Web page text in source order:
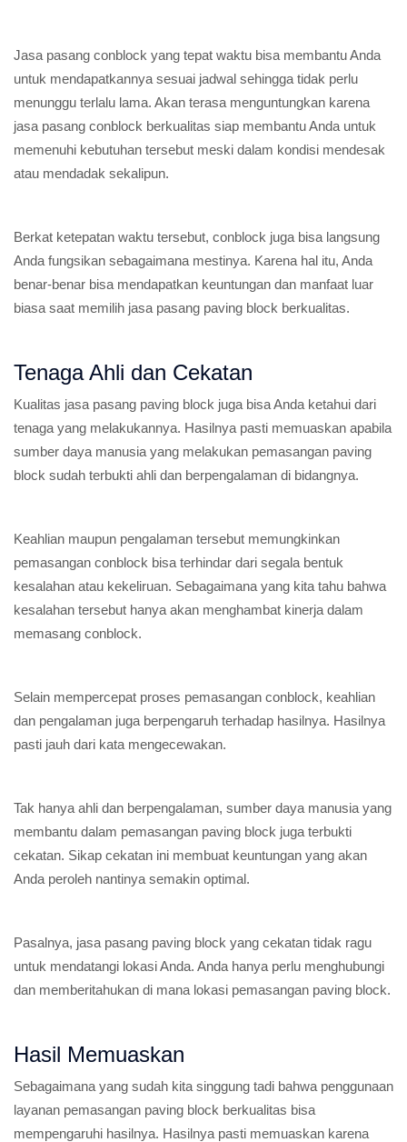
Jasa pasang conblock yang tepat waktu bisa membantu Anda
untuk mendapatkannya sesuai jadwal sehingga tidak perlu
menunggu terlalu lama. Akan terasa menguntungkan karena
jasa pasang conblock berkualitas siap membantu Anda untuk
memenuhi kebutuhan tersebut meski dalam kondisi mendesak
atau mendadak sekalipun.
Berkat ketepatan waktu tersebut, conblock juga bisa langsung
Anda fungsikan sebagaimana mestinya. Karena hal itu, Anda
benar-benar bisa mendapatkan keuntungan dan manfaat luar
biasa saat memilih jasa pasang paving block berkualitas.
Tenaga Ahli dan Cekatan
Kualitas jasa pasang paving block juga bisa Anda ketahui dari
tenaga yang melakukannya. Hasilnya pasti memuaskan apabila
sumber daya manusia yang melakukan pemasangan paving
block sudah terbukti ahli dan berpengalaman di bidangnya.
Keahlian maupun pengalaman tersebut memungkinkan
pemasangan conblock bisa terhindar dari segala bentuk
kesalahan atau kekeliruan. Sebagaimana yang kita tahu bahwa
kesalahan tersebut hanya akan menghambat kinerja dalam
memasang conblock.
Selain mempercepat proses pemasangan conblock, keahlian
dan pengalaman juga berpengaruh terhadap hasilnya. Hasilnya
pasti jauh dari kata mengecewakan.
Tak hanya ahli dan berpengalaman, sumber daya manusia yang
membantu dalam pemasangan paving block juga terbukti
cekatan. Sikap cekatan ini membuat keuntungan yang akan
Anda peroleh nantinya semakin optimal.
Pasalnya, jasa pasang paving block yang cekatan tidak ragu
untuk mendatangi lokasi Anda. Anda hanya perlu menghubungi
dan memberitahukan di mana lokasi pemasangan paving block.
Hasil Memuaskan
Sebagaimana yang sudah kita singgung tadi bahwa penggunaan
layanan pemasangan paving block berkualitas bisa
mempengaruhi hasilnya. Hasilnya pasti memuaskan karena